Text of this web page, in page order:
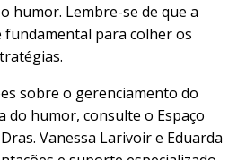
humor. Lembre-se de que a
para colher os
sobre o gerenciamento do
do humor, consulte o Espaço
Vanessa Larivoire Eduarda